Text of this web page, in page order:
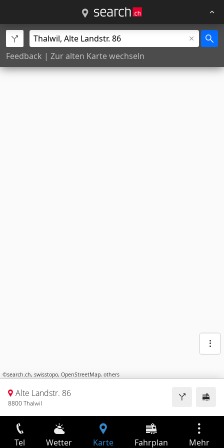
Feedback | Zur alten Karte wechseln
©search.ch, swisstopo, OpenStreetMap, others
Alte Landstr. 86
8800 Thalwil
Tel Wetter Karte Fahrplan Mehr